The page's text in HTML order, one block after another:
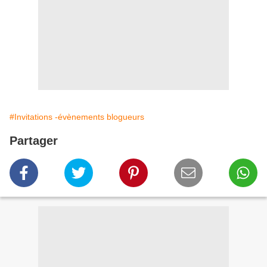
#Invitations -évènements blogueurs
Partager